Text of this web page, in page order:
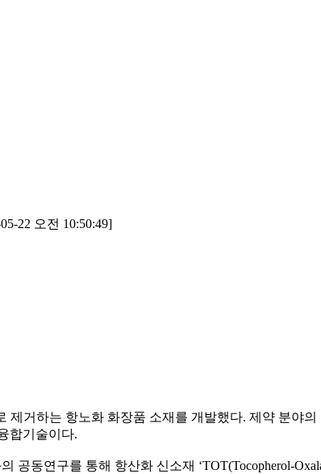
22 오전 10:50:49]
거하는 항노화 화장품 소재를 개발했다. 제약 분야의
합기술이다.
동연구를 통해 항산화 신소재 ‘TOT(Tocopherol-